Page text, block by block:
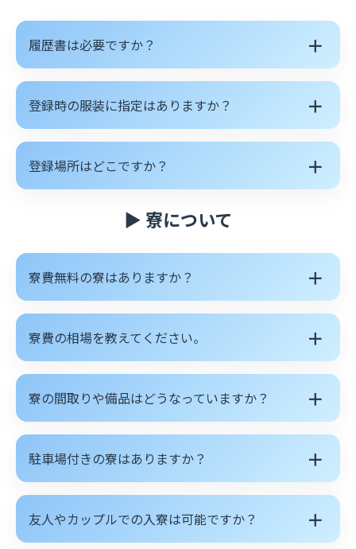
履歴書は必要ですか？ ＋
登録時の服装に指定はありますか？ ＋
登録場所はどこですか？ ＋
▶ 寮について
寮費無料の寮はありますか？ ＋
寮費の相場を教えてください。 ＋
寮の間取りや備品はどうなっていますか？ ＋
駐車場付きの寮はありますか？ ＋
友人やカップルでの入寮は可能ですか？ ＋